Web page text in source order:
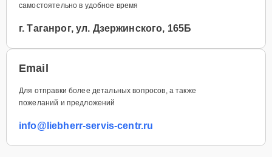
самостоятельно в удобное время
г. Таганрог, ул. Дзержинского, 165Б
Email
Для отправки более детальных вопросов, а также
пожеланий и предложений
info@liebherr-servis-centr.ru